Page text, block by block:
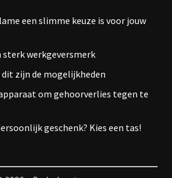
een slimme keuze is voor jouw
sterk werkgeversmerk
zijn de mogelijkheden
om gehoorverlies tegen te
geschenk? Kies een tas!